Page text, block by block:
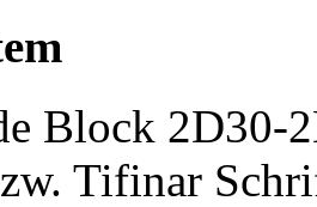
Block 2D30-
Tifinar